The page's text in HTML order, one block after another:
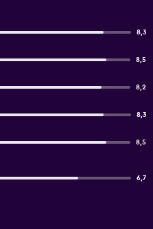
8,3
8,5
8,2
8,3
8,5
6,7